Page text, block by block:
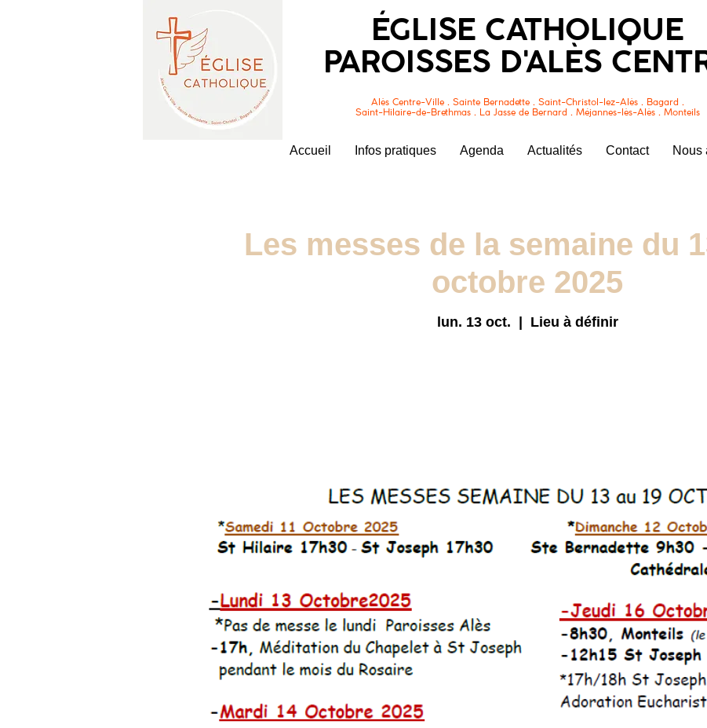
ÉGLISE CATHOLIQUE
PAROISSES D'ALÈS
Alès Centre-Ville . Sainte Bernadette . Saint-Christol-lez-Alès . Bagard .
Saint-Hilaire-de-Brethmas . La Jasse de Bernard . Méjannes-lès-Alès . Monteils
Accueil Infos pratiques Agenda Actualités Contact Nous
Les messes de la semaine du
octobre 2025
lun. 13 oct. Lieu à définir